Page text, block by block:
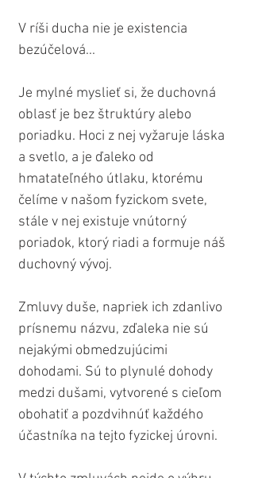
V ríši ducha nie je existencia
bezúčelová...
Je mylné myslieť si, že duchovná
oblasť je bez štruktúry alebo
poriadku. Hoci z nej vyžaruje láska
a svetlo, a je ďaleko od
hmatateľného útlaku, ktorému
čelíme v našom fyzickom svete,
stále v nej existuje vnútorný
poriadok, ktorý riadi a formuje náš
duchovný vývoj.
Zmluvy duše, napriek ich zdanlivo
prísnemu názvu, zďaleka nie sú
nejakými obmedzujúcimi
dohodami. Sú to plynulé dohody
medzi dušami, vytvorené s cieľom
obohatiť a pozdvihnúť každého
účastníka na tejto fyzickej úrovni.